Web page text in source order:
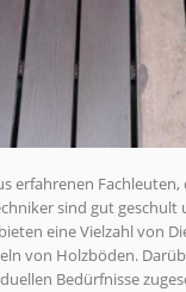
erfahrenen
sind gut
eine Vielzahl von
von Holzböden.
Bedürfnisse